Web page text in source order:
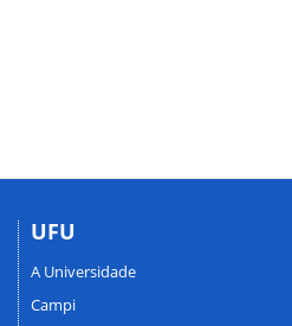
UFU
A Universidade
Campi